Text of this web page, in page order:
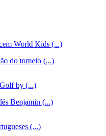
World Kids (...)
do torneio (...)
by (...)
Benjamin (...)
(...)